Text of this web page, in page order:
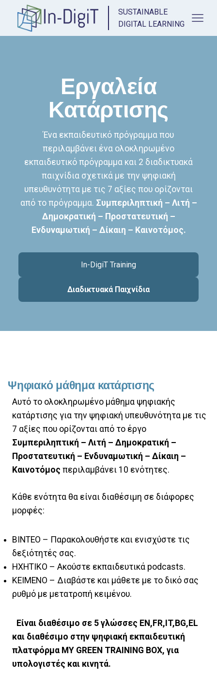
SUSTAINABLE
DIGITAL LEARNING
Εργαλεία
Κατάρτισης
Ένα εκπαιδευτικό πρόγραμμα που
περιλαμβάνει ένα ολοκληρωμένο
εκπαιδευτικό πρόγραμμα και 2 διαδικτυακά
παιχνίδια σχετικά με την ψηφιακή
υπευθυνότητα με τις 7 αξίες που ορίζονται
από το πρόγραμμα. Συμπεριληπτική – Λιτή –
Δημοκρατική – Προστατευτική –
Ενδυναμωτική – Δίκαιη – Καινοτόμος.
In-DigiT Training
Διαδικτυακά Παιχνίδια
Ψηφιακό μάθημα κατάρτισης
Αυτό το ολοκληρωμένο μάθημα ψηφιακής
κατάρτισης για την ψηφιακή υπευθυνότητα με τις
7 αξίες που ορίζονται από το έργο
Συμπεριληπτική – Λιτή – Δημοκρατική –
Προστατευτική – Ενδυναμωτική – Δίκαιη –
Καινοτόμος περιλαμβάνει 10 ενότητες.
Κάθε ενότητα θα είναι διαθέσιμη σε διάφορες
μορφές:
ΒΙΝΤΕΟ – Παρακολουθήστε και ενισχύστε τις
δεξιότητές σας.
ΗΧΗΤΙΚΟ – Ακούστε εκπαιδευτικά podcasts.
ΚΕΙΜΕΝΟ – Διαβάστε και μάθετε με το δικό σας
ρυθμό με μετατροπή κειμένου.
Είναι διαθέσιμο σε 5 γλώσσες EN,FR,IT,BG,EL
και διαθέσιμο στην ψηφιακή εκπαιδευτική
πλατφόρμα MY GREEN TRAINING BOX, για
υπολογιστές και κινητά.